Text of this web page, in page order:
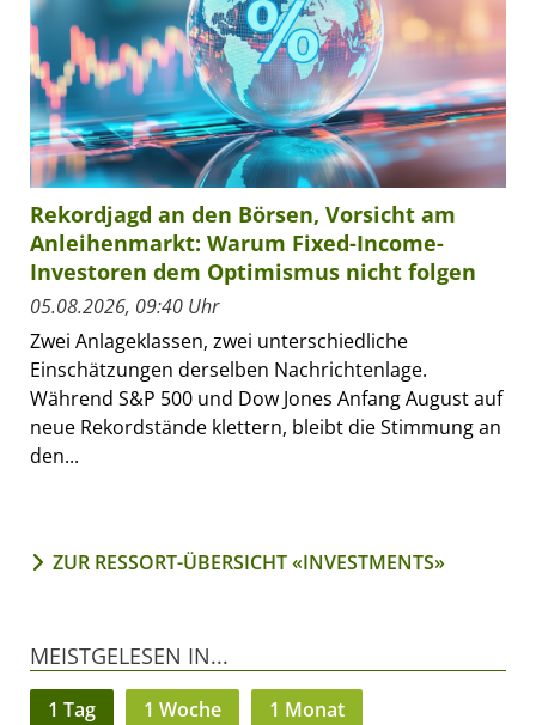
Rekordjagd an den Börsen, Vorsicht am
Anleihenmarkt: Warum Fixed-Income-
Investoren dem Optimismus nicht folgen
05.08.2026, 09:40 Uhr
Zwei Anlageklassen, zwei unterschiedliche
Einschätzungen derselben Nachrichtenlage.
Während S&P 500 und Dow Jones Anfang August auf
neue Rekordstände klettern, bleibt die Stimmung an
den...
ZUR RESSORT-ÜBERSICHT «INVESTMENTS»
MEISTGELESEN IN...
1 Tag 1 Woche 1 Monat